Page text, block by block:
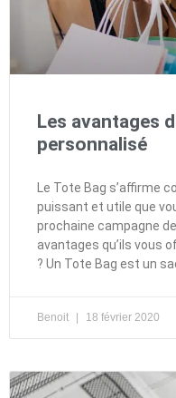
Les avantages
personnalisé
Le Tote Bag s’affirme
puissant et utile que
prochaine campagne
avantages qu’ils vous
? Un Tote Bag est un
Benoit 18 février 2020